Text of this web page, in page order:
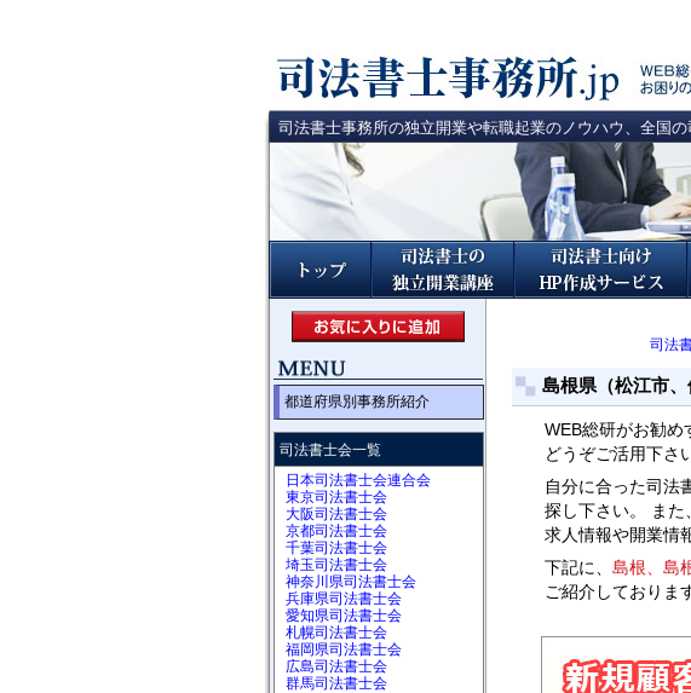
司法書士事務所の独立開業や転職起業のノウハウ、全国
司法
島根県（松江市
WEB総研がお勧め
どうぞご活用下さ
自分に合った司法
探し下さい。 また
求人情報や開業情
下記に、 島根、島
ご紹介しておりま
都道府県別事務所紹介
司法書士会一覧
日本司法書士会連合会
東京司法書士会
大阪司法書士会
京都司法書士会
千葉司法書士会
埼玉司法書士会
神奈川県司法書士会
兵庫県司法書士会
愛知県司法書士会
札幌司法書士会
福岡県司法書士会
広島司法書士会
群馬司法書士会